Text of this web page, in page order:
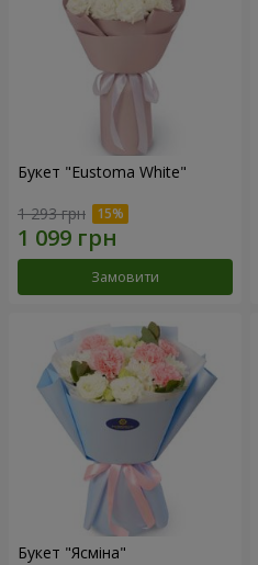
Букет "Eustoma White"
1 293 грн
Замовити
Букет "Ясміна"